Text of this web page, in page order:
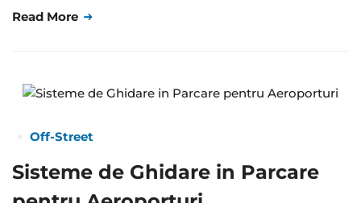
Read More
Off-Street
Sisteme de Ghidare in Parcare